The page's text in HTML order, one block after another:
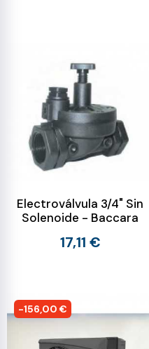
Electroválvula 3/4" Sin
Solenoide - Baccara
17,11 €
-156,00 €